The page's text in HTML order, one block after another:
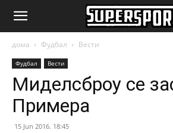
SuperSport.mk
дома Фудбал Вести
Фудбал Вести
Миделсброу се
Примера
15 Jun 2016. 18:45